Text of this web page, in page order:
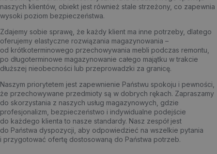
naszych klientów, obiekt jest również stale strzeżony, co zapewnia
wysoki poziom bezpieczeństwa.
Zdajemy sobie sprawę, że każdy klient ma inne potrzeby, dlatego
oferujemy elastyczne rozwiązania magazynowania –
od krótkoterminowego przechowywania mebli podczas remontu,
po długoterminowe magazynowanie całego majątku w trakcie
dłuższej nieobecności lub przeprowadzki za granicę.
Naszym priorytetem jest zapewnienie Państwu spokoju i pewności,
że przechowywane przedmioty są w dobrych rękach. Zapraszamy
do skorzystania z naszych usług magazynowych, gdzie
profesjonalizm, bezpieczeństwo i indywidualne podejście
do każdego klienta to nasze standardy. Nasz zespół jest
do Państwa dyspozycji, aby odpowiedzieć na wszelkie pytania
i przygotować ofertę dostosowaną do Państwa potrzeb.